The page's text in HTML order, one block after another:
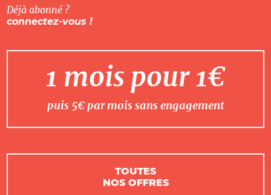
Déjà abonné ?
connectez-vous !
1 mois pour 1€
puis 5€ par mois sans engagement
TOUTES
NOS OFFRES